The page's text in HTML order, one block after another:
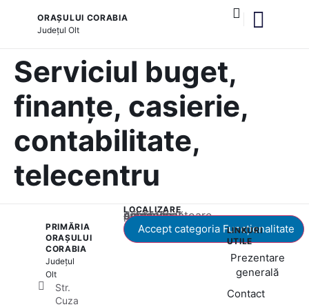
ORAȘULUI CORABIA
JudețulOlt
Serviciul buget,
finanțe, casierie,
contabilitate,
telecentru
PRIMĂRIA
ORAȘULUI
CORABIA
Județul
Olt
Str.
Cuza
LOCALIZARE
Acest conținut este blocat până când acceptați categoria corespunzătoare de cookie-uri.
Accept categoria Funcționalitate
LINKURI
UTILE
Prezentare
generală
Contact